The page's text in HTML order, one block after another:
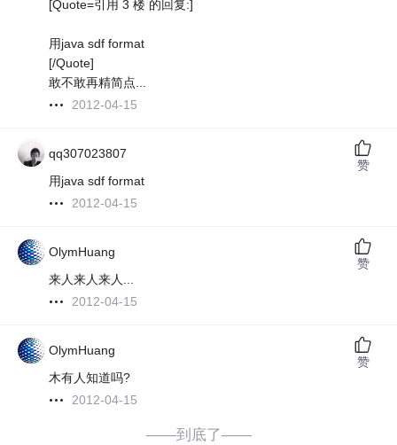
[Quote=引用 3 楼 的回复:]
用java sdf format
[/Quote]
敢不敢再精简点...
2012-04-15
qq307023807
用java sdf format
2012-04-15
赞
OlymHuang
来人来人来人...
2012-04-15
赞
OlymHuang
木有人知道吗?
2012-04-15
赞
——到底了——